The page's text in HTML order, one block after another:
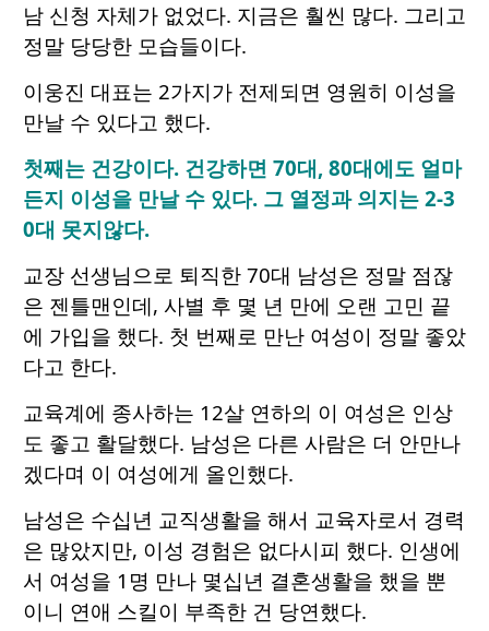
남 신청 자체가 없었다. 지금은 훨씬 많다. 그리고
정말 당당한 모습들이다.
이웅진 대표는 2가지가 전제되면 영원히 이성을
만날 수 있다고 했다.
첫째는 건강이다. 건강하면 70대, 80대에도 얼마
든지 이성을 만날 수 있다. 그 열정과 의지는 2-3
0대 못지않다.
교장 선생님으로 퇴직한 70대 남성은 정말 점잖
은 젠틀맨인데, 사별 후 몇 년 만에 오랜 고민 끝
에 가입을 했다. 첫 번째로 만난 여성이 정말 좋았
다고 한다.
교육계에 종사하는 12살 연하의 이 여성은 인상
도 좋고 활달했다. 남성은 다른 사람은 더 안만나
겠다며 이 여성에게 올인했다.
남성은 수십년 교직생활을 해서 교육자로서 경력
은 많았지만, 이성 경험은 없다시피 했다. 인생에
서 여성을 1명 만나 몇십년 결혼생활을 했을 뿐
이니 연애 스킬이 부족한 건 당연했다.